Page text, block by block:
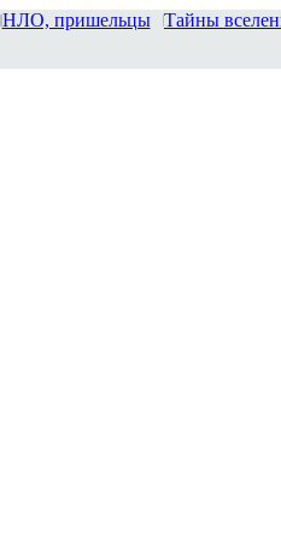
НЛО, пришельцы Тайны